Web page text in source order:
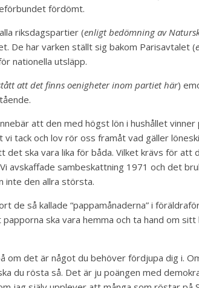
fördömt.
riksdagspartier (enligt bedömning av
De har varken ställt sig bakom Parisavtalet (
nationella utsläpp.
att det finns oenigheter inom partiet här)
att den med högst lön i hushållet
tack och lov rör oss framåt vad gäller
det ska vara lika för båda. Vilket krävs för att
avskaffade sambeskattning 1971 och det
inte den allra största.
de så kallade “pappamånaderna” i
ska vara hemma och ta hand om
om det är något du behöver fördjupa dig i.
du rösta så. Det är ju poängen med